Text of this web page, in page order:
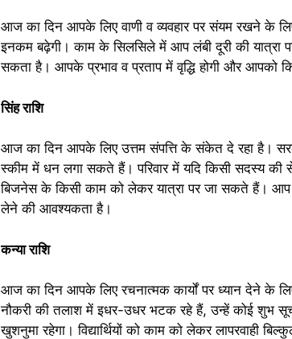
आज का दिन आपके लिए वाणी व व्यवहार पर संयम रखने के
इनकम बढ़ेगी। काम के सिलसिले में आप लंबी दूरी की यात्रा
सकता है। आपके प्रभाव व प्रताप में वृद्धि होगी और आपको
सिंह राशि
आज का दिन आपके लिए उत्तम संपत्ति के संकेत दे रहा है।
स्कीम में धन लगा सकते हैं। परिवार में यदि किसी सदस्य
बिजनेस के किसी काम को लेकर यात्रा पर जा सकते हैं। आप
लेने की आवश्यकता है।
कन्या राशि
आज का दिन आपके लिए रचनात्मक कार्यों पर ध्यान देने के
नौकरी की तलाश में इधर-उधर भटक रहे हैं, उन्हें कोई शुभ
खुशनुमा रहेगा। विद्यार्थियों को काम को लेकर लापरवाही